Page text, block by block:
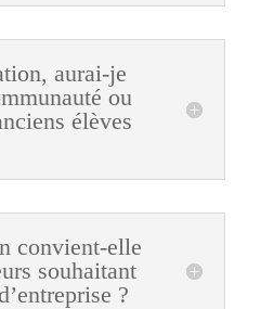
aurai-je
ou
élèves
convient-elle
souhaitant
?